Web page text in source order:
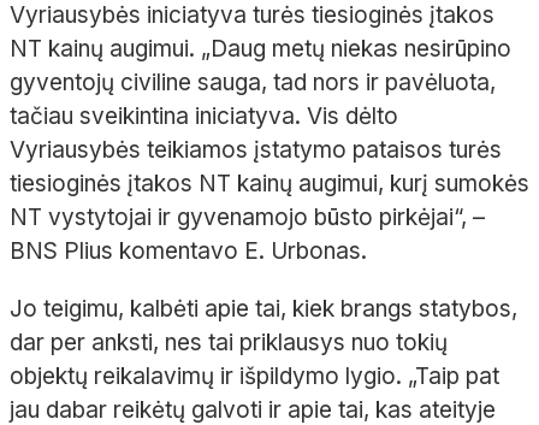
Vyriausybės iniciatyva turės tiesioginės įtakos
NT kainų augimui. „Daug metų niekas nesirūpino
gyventojų civiline sauga, tad nors ir pavėluota,
tačiau sveikintina iniciatyva. Vis dėlto
Vyriausybės teikiamos įstatymo pataisos turės
tiesioginės įtakos NT kainų augimui, kurį sumokės
NT vystytojai ir gyvenamojo būsto pirkėjai“, –
BNS Plius komentavo E. Urbonas.
Jo teigimu, kalbėti apie tai, kiek brangs statybos,
dar per anksti, nes tai priklausys nuo tokių
objektų reikalavimų ir išpildymo lygio. „Taip pat
jau dabar reikėtų galvoti ir apie tai, kas ateityje